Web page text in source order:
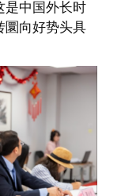
是中国外长时
圜向好势头具